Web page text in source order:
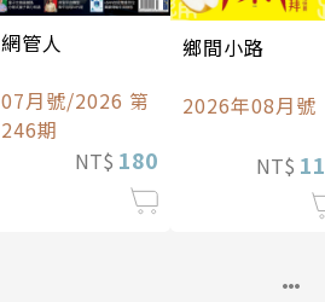
網管人
07月號/2026 第
246期
NT$ 180
鄉間小路
2026年08月號
NT$